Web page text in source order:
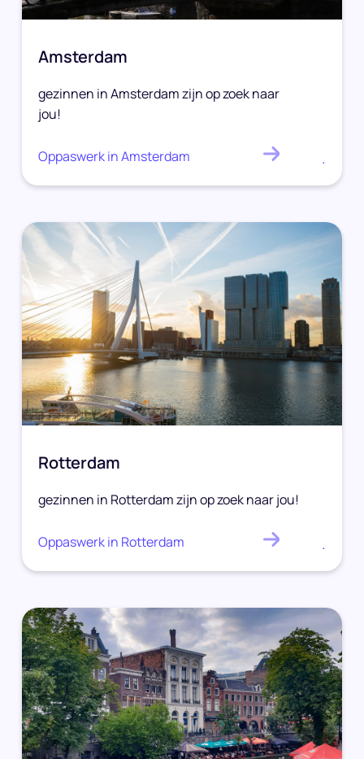
Amsterdam
gezinnen in Amsterdam zijn op zoek naar
jou!
Oppaswerk in Amsterdam .
Rotterdam
gezinnen in Rotterdam zijn op zoek naar jou!
Oppaswerk in Rotterdam .